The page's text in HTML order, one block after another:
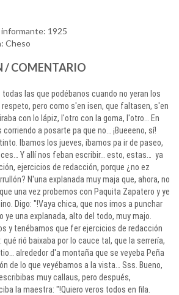
1925
Cheso
/ COMENTARIO
las que podébanos cuando no yeran los
pero como s'en isen, que faltasen, s'en
con lo lápiz, l'otro con la goma, l'otro… En
a posarte pa que no… ¡Bueeeno, sí!
Ibamos los jueves, íbamos pa ir de paseo,
Y allí nos feban escribir… esto, estas… ya
ejercicios de redacción, porque ¿no ez
N'una explanada muy maja que, ahora, no
una vez probemos con Paquita Zapatero y ye
Digo: "!Vaya chica, que nos imos a punchar
ye una explanada, alto del todo, muy majo.
y tenébamos que fer ejercicios de redacción
qué rió baixaba por lo cauce tal, que la serrería,
alrededor d'a montaña que se veyeba Peña
de lo que veyébamos a la vista… Sss. Bueno,
muy callaus, pero después,
la maestra: "!Quiero veros todos en fila.